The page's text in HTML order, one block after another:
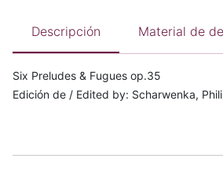
Descripción Material de
Six Preludes & Fugues op.35
Edición de / Edited by: Scharwenka,